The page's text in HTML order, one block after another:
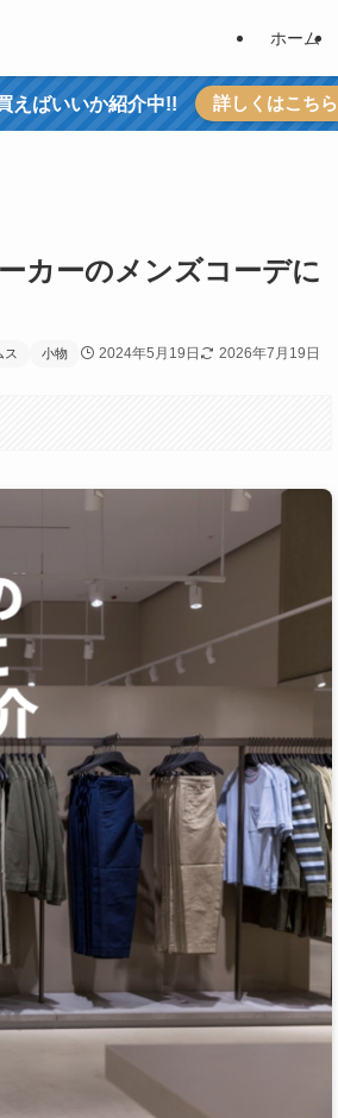
ホーム
えばいいか紹介中!! 詳しくはこちら
カーのメンズコーデに
ス 小物 2024年5月19日 2026年7月19日